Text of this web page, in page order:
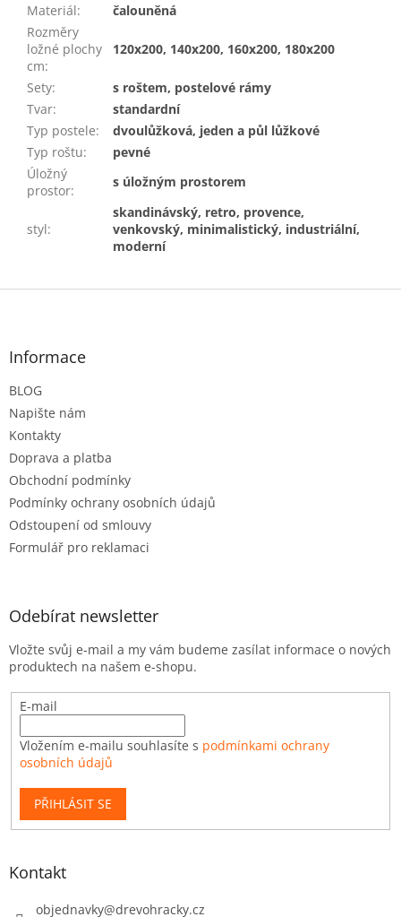
Materiál:
čalouněná
Rozměry
ložné plochy
cm:
120x200, 140x200, 160x200, 180x200
Sety:
s roštem, postelové rámy
Tvar:
standardní
Typ postele:
dvoulůžková, jeden a půl lůžkové
Typ roštu:
pevné
Úložný
prostor:
s úložným prostorem
styl:
skandinávský, retro, provence,
venkovský, minimalistický, industriální,
moderní
Z
Informace
BLOG
Napište nám
Kontakty
Doprava a platba
Obchodní podmínky
Podmínky ochrany osobních údajů
Odstoupení od smlouvy
Formulář pro reklamaci
Odebírat newsletter
Vložte svůj e-mail a my vám budeme zasílat informace o nových
produktech na našem e-shopu.
E-mail
Vložením e-mailu souhlasíte s podmínkami ochrany
osobních údajů
PŘIHLÁSIT SE
Kontakt
objednavky@drevohracky.cz